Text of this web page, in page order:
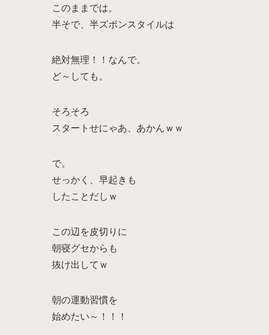
このままでは。
半そで、半ズボンスタイルは
絶対無理！！なんで。
ど～しても。
そろそろ
スタートせにゃあ、あかんｗｗ
で。
せっかく、早起きも
したことだしｗ
この辺を皮切りに
朝寝グセからも
抜け出してｗ
朝の運動習慣を
始めたい～！！！